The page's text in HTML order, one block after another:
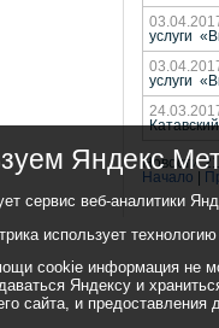
услуги
услуги
Новости
Начало
Яндекс
сервис веб-аналитики
использует
cookie информация не
Яндексу и
сайта, и